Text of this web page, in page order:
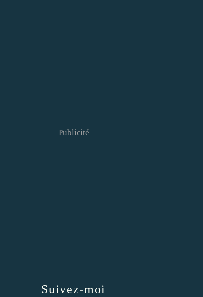
Suivez-moi
Publicité